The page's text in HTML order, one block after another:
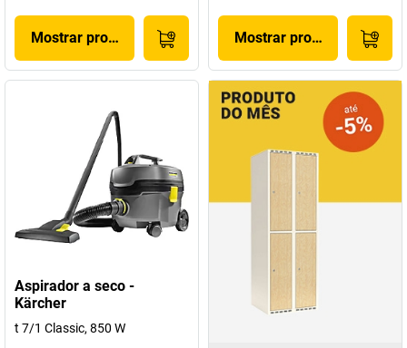
Mostrar produto Mostrar produto
Aspirador a seco -
Kärcher
t 7/1 Classic, 850 W